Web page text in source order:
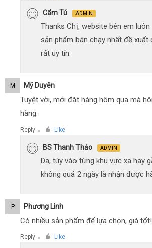
Cẩm Tú ADMIN
Thanks Chị, website bên em
sản phẩm bán chạy nhất đề xuất
rất uy tín.
M Mỹ Duyên
Tuyệt vời, mới đặt hàng hôm qua mà
hàng.
Reply ● Like
BS Thanh Thảo ADMIN
Dạ, tùy vào từng khu vực xa hay
không quá 2 ngày là nhận được
P Phương Linh
Có nhiều sản phẩm để lựa chọn, giá tốt!
Reply ● Like